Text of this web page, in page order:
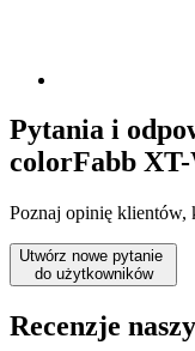
Pytania i
colorFabb
Poznaj opinię
Utwórz nowe pytanie
do użytkowników
Recenzje